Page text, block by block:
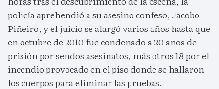
policía aprehendió a su asesino confeso, Jacobo
Piñeiro, y el juicio se alargó varios años hasta que
en octubre de 2010 fue condenado a 20 años de
prisión por sendos asesinatos, más otros 18 por el
incendio provocado en el piso donde se hallaron
los cuerpos para eliminar las pruebas.